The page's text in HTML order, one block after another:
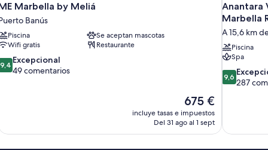
Marbella by Meliá
Banús
Piscina
Se aceptan mascotas
Wifi gratis
Restaurante
9,4 Excepcional
49 comentarios
El
precio
actual
675 €
incluye tasas e impuestos
Del 31 ago al 1 sept
Anantara
Marbella
A 15,6 km
Piscina
Spa
9.6
sobre
9,6
287